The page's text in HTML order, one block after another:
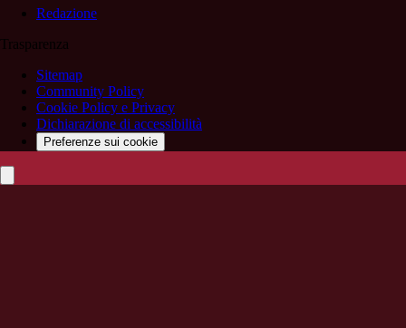
Redazione
Trasparenza
Sitemap
Community Policy
Cookie Policy e Privacy
Dichiarazione di accessibilità
Preferenze sui cookie